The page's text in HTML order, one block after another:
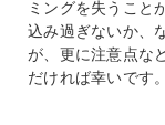
ミングを失うこと
込み過ぎないか、
が、更に注意点な
だければ幸いです。